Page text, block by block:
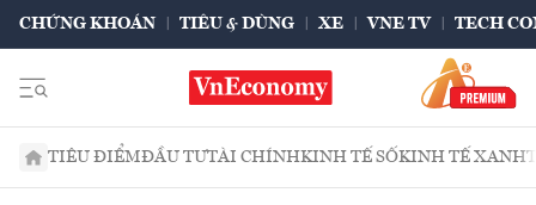
CHỨNG KHOÁN TIÊU & DÙNG XE VNE TV TECH
TIÊU ĐIỂMĐẦU TƯTÀI CHÍNHKINH TẾ SỐKINH TẾ XANH